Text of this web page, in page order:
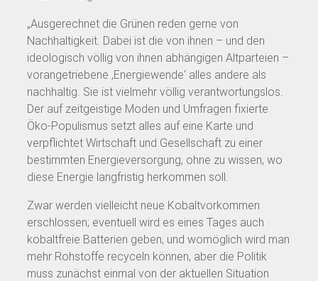
„Ausgerechnet die Grünen reden gerne von
Nachhaltigkeit. Dabei ist die von ihnen – und den
ideologisch völlig von ihnen abhängigen Altparteien –
vorangetriebene ‚Energiewende‘ alles andere als
nachhaltig. Sie ist vielmehr völlig verantwortungslos.
Der auf zeitgeistige Moden und Umfragen fixierte
Öko-Populismus setzt alles auf eine Karte und
verpflichtet Wirtschaft und Gesellschaft zu einer
bestimmten Energieversorgung, ohne zu wissen, wo
diese Energie langfristig herkommen soll.
Zwar werden vielleicht neue Kobaltvorkommen
erschlossen; eventuell wird es eines Tages auch
kobaltfreie Batterien geben, und womöglich wird man
mehr Rohstoffe recyceln können, aber die Politik
muss zunächst einmal von der aktuellen Situation